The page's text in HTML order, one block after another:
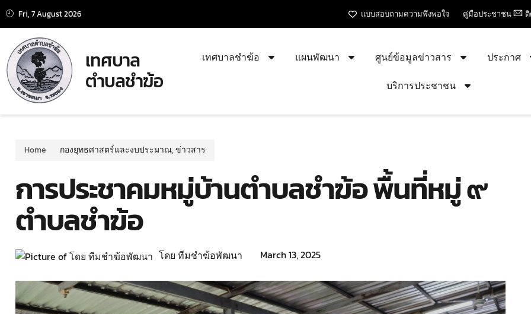
Fri, 7 August 2026 แบบสอบถามความพึงพอใจ คู่มือประชาชน
เทศบาล
ตำบลชำฆ้อ
เทศบาลชำฆ้อ แผนพัฒนา ศูนย์ข้อมูลข่าวสาร ประกาศ
บริการประชาชน
Home กองยุทธศาสตร์และงบประมาณ,ข่าวสาร
การประชาคมหมู่บ้านตำบลชำฆ้อ พื้นที่หมู่ ๙
ตำบลชำฆ้อ
โดย ทีมชำฆ้อพัฒนา March 13, 2025